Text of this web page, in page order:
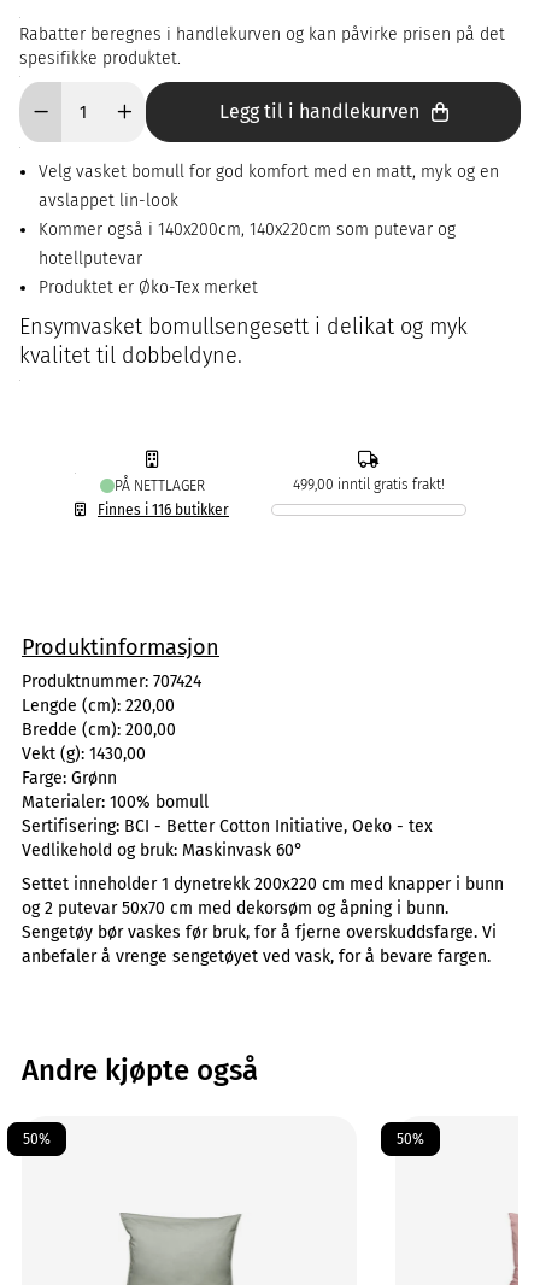
Rabatter beregnes i handlekurven og kan påvirke prisen på det
spesifikke produktet.
Legg til i handlekurven
Velg vasket bomull for god komfort med en matt, myk og en
avslappet lin-look
Kommer også i 140x200cm, 140x220cm som putevar og
hotellputevar
Produktet er Øko-Tex merket
Ensymvasket bomullsengesett i delikat og myk
kvalitet til dobbeldyne.
PÅ NETTLAGER
Finnes i 116 butikker
499,00 inntil gratis frakt!
Produktinformasjon
Produktnummer: 707424
Lengde (cm): 220,00
Bredde (cm): 200,00
Vekt (g): 1430,00
Farge: Grønn
Materialer: 100% bomull
Sertifisering: BCI - Better Cotton Initiative, Oeko - tex
Vedlikehold og bruk: Maskinvask 60°
Settet inneholder 1 dynetrekk 200x220 cm med knapper i bunn
og 2 putevar 50x70 cm med dekorsøm og åpning i bunn.
Sengetøy bør vaskes før bruk, for å fjerne overskuddsfarge. Vi
anbefaler å vrenge sengetøyet ved vask, for å bevare fargen.
Andre kjøpte også
50% 50%